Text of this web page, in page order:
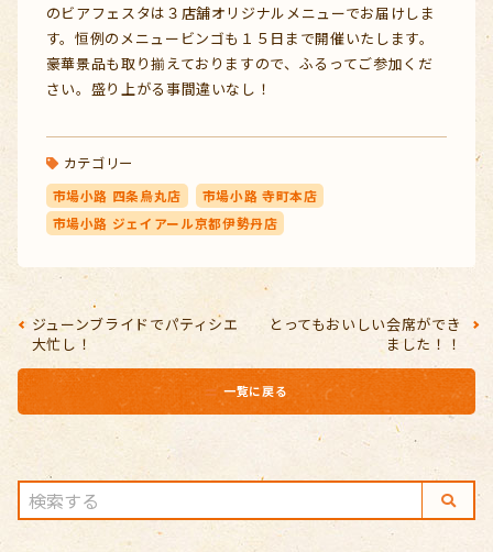
のビアフェスタは３店舗オリジナルメニューでお届けしま
す。恒例のメニュービンゴも１５日まで開催いたします。
豪華景品も取り揃えておりますので、ふるってご参加くだ
さい。盛り上がる事間違いなし！
カテゴリー
市場小路 四条烏丸店
市場小路 寺町本店
市場小路 ジェイアール京都伊勢丹店
ジューンブライドでパティシエ
大忙し！
とってもおいしい会席ができ
ました！！
一覧に戻る